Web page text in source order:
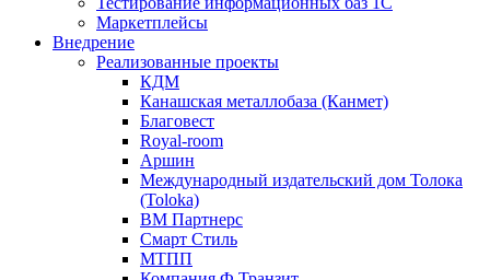
Маркетплейсы
Внедрение
Реализованные проекты
КДМ
Канашская металлобаза (Канмет)
Благовест
Royal-room
Аршин
Международный издательский дом Толока
(Toloka)
ВМ Партнерс
Смарт Стиль
МТПП